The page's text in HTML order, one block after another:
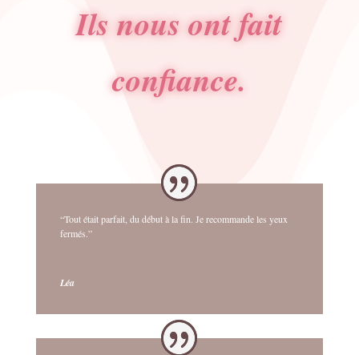
Ils nous ont fait
confiance.
“Tout était parfait, du début à la fin. Je recommande les yeux
fermés.”
Léa